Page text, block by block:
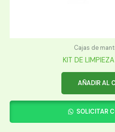
Cajas de
KIT DE
AÑADIR AL
SOLICITAR